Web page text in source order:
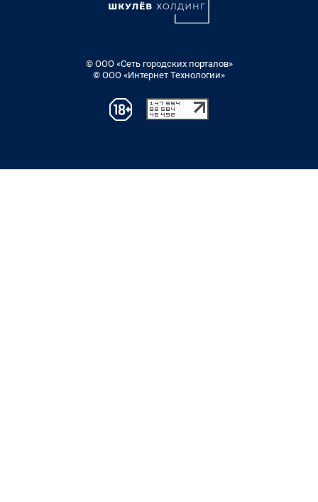
© ООО «Сеть городских порталов»
© ООО «Интернет Технологии»